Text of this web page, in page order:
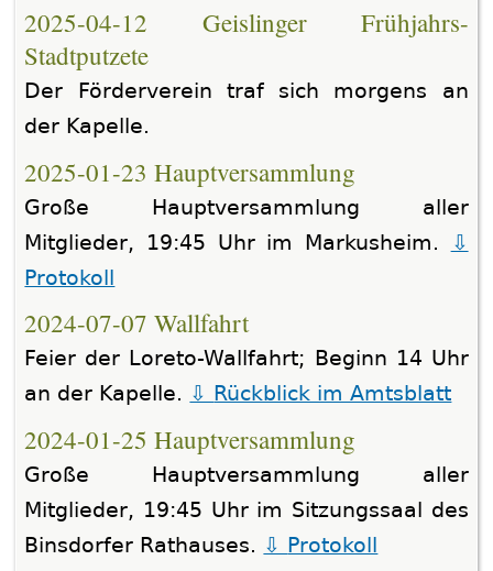
2025-04-12 Geislinger Frühjahrs-
Stadtputzete
Der Förderverein traf sich morgens an
der Kapelle.
2025-01-23 Hauptversammlung
Große Hauptversammlung aller
Mitglieder, 19:45 Uhr im Markusheim.
Protokoll
2024-07-07 Wallfahrt
Feier der Loreto-Wallfahrt; Beginn 14 Uhr
an der Kapelle.
Rückblick im Amtsblatt
2024-01-25 Hauptversammlung
Große Hauptversammlung aller
Mitglieder, 19:45 Uhr im Sitzungssaal des
Binsdorfer Rathauses.
Protokoll